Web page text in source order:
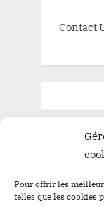
Pour offrir les
telles que les cookies
Contact